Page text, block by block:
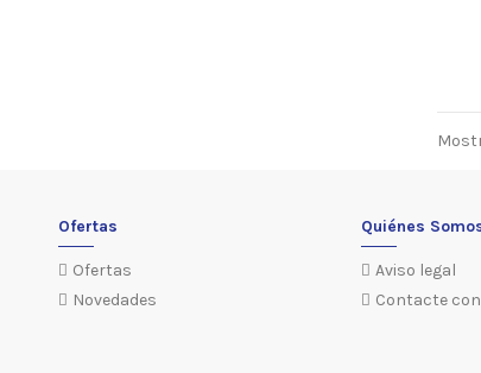
Ofertas
Ofertas
Novedades
Quiénes
Aviso legal
Contacte